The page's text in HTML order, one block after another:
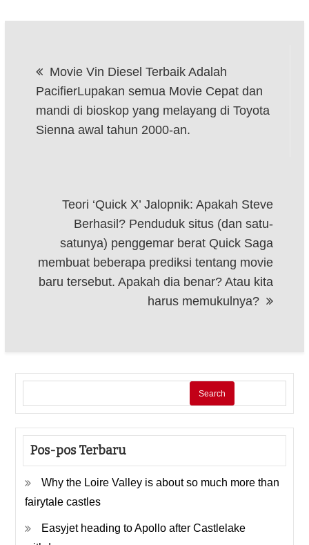
navigation
Movie Vin Diesel Terbaik Adalah
PacifierLupakan semua Movie Cepat dan
mandi di bioskop yang melayang di Toyota
Sienna awal tahun 2000-an.
Teori ‘Quick X’ Jalopnik: Apakah Steve
Berhasil? Penduduk situs (dan satu-
satunya) penggemar berat Quick Saga
membuat beberapa prediksi tentang movie
baru tersebut. Apakah dia benar? Atau kita
harus memukulnya?
Search
Pos-pos Terbaru
Why the Loire Valley is about so much more than
fairytale castles
Easyjet heading to Apollo after Castlelake